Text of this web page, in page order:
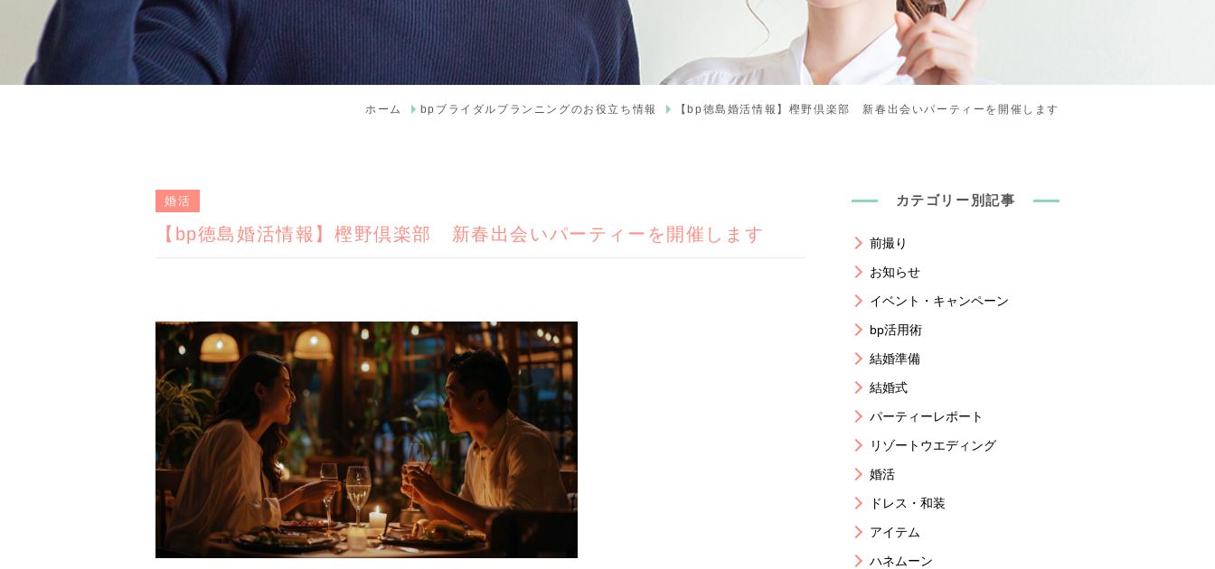
ホーム bpブライダルプランニングのお役立ち情報 【bp徳島婚活情報】樫野倶楽部 新春出会いパーティーを開催します
婚活
【bp徳島婚活情報】樫野倶楽部 新春出会いパーティーを開催します
カテゴリー別記事
前撮り
お知らせ
イベント・キャンペーン
bp活用術
結婚準備
結婚式
パーティーレポート
リゾートウエディング
婚活
ドレス・和装
アイテム
ハネムーン